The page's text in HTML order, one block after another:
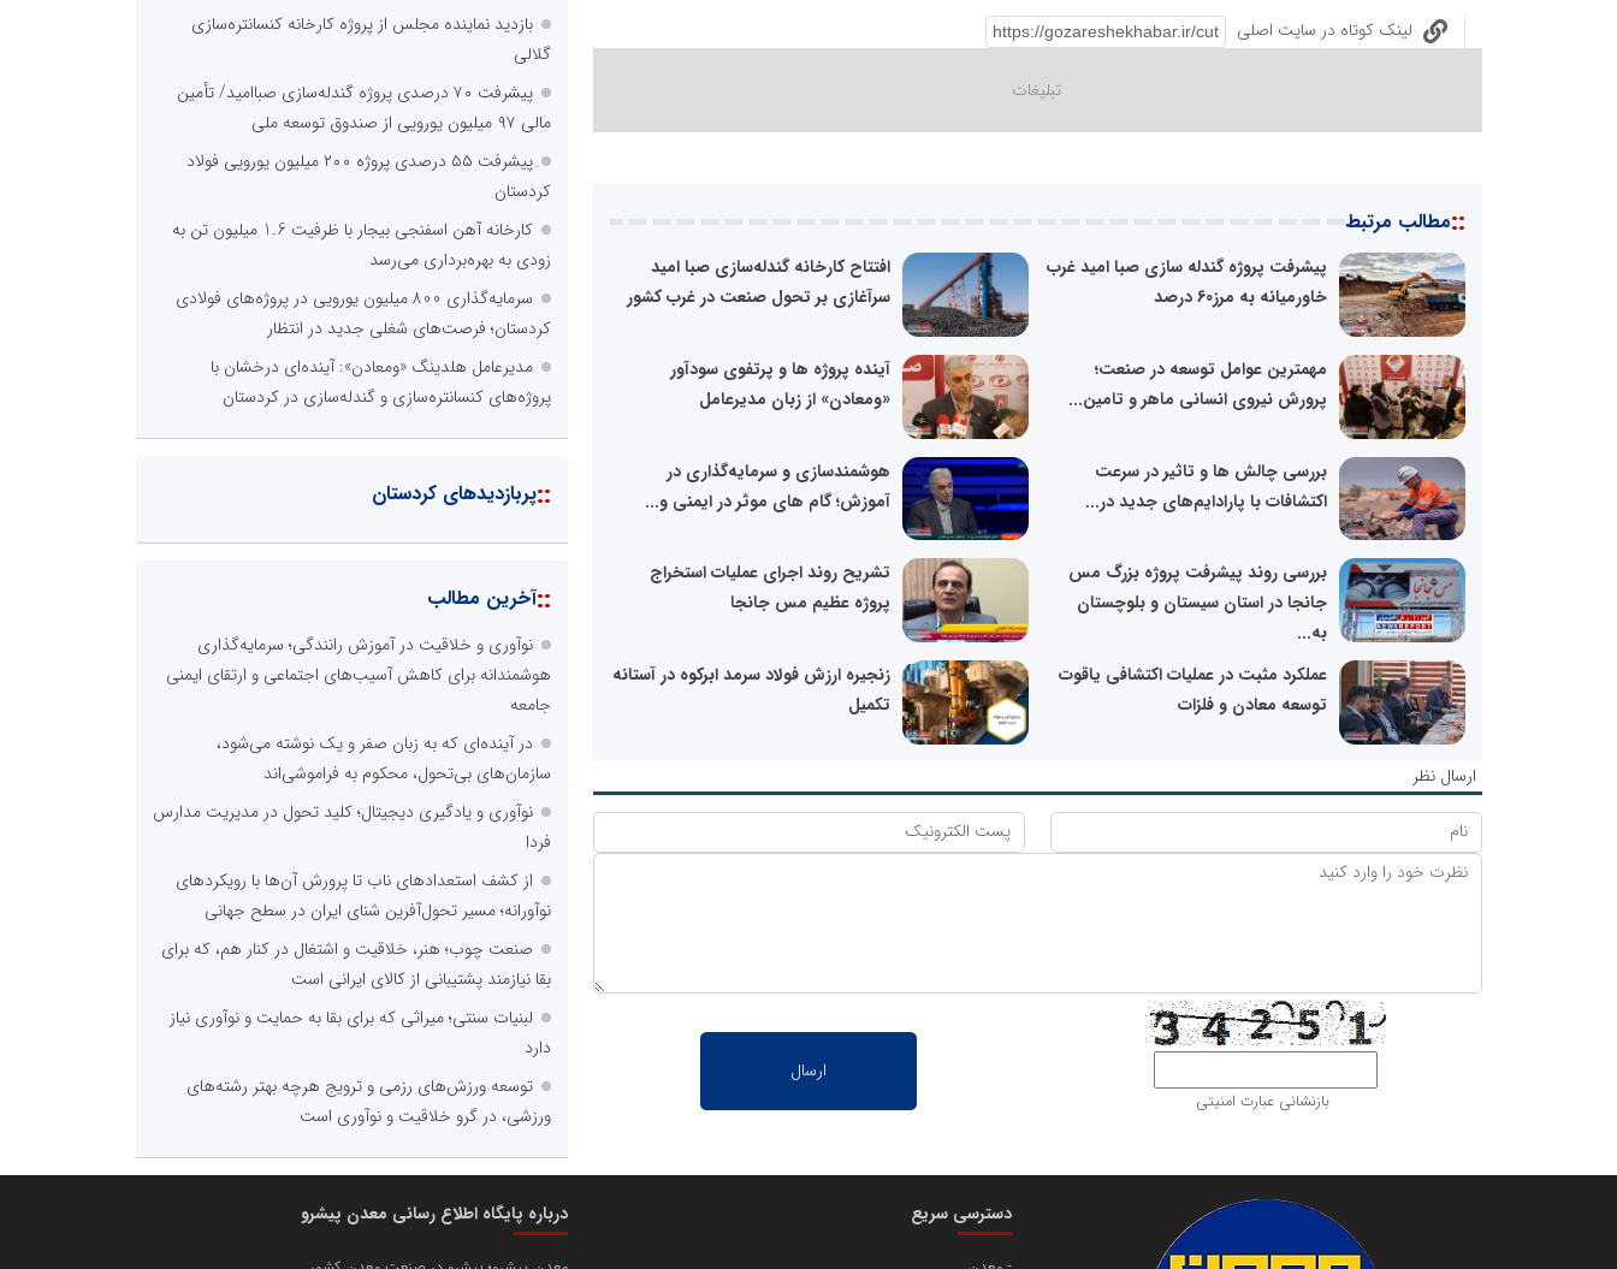
لینک کوتاه در سایت اصلی
::مطالب مرتبط
پیشرفت پروژه گندله سازی صبا امید غرب
خاورمیانه به مرز60 درصد
افتتاح کارخانه گندله‌سازی صبا امید
سرآغازی بر تحول صنعت در غرب کشور
مهمترین عوامل توسعه در صنعت؛
پرورش نیروی انسانی ماهر و تامین...
آینده پروژه ها و پرتفوی سودآور
«ومعادن» از زبان مدیرعامل
بررسی چالش ها و تاثیر در سرعت
اکتشافات با پارادایم‌های جدید در...
هوشمندسازی و سرمایه‌گذاری در
آموزش؛ گام های موثر در ایمنی و...
بررسی روند پیشرفت پروژه بزرگ مس
جانجا در استان سیستان و بلوچستان
به...
تشریح روند اجرای عملیات استخراج
پروژه عظیم مس جانجا
عملکرد مثبت در عملیات اکتشافی یاقوت
توسعه معادن و فلزات
زنجیره ارزش فولاد سرمد ابرکوه در آستانه
تکمیل
ارسال نظر
بازنشانی عبارت امنیتی
بازدید نماینده مجلس از پروژه کارخانه کنسانتره‌سازی
گلالی
پیشرفت ۷۰ درصدی پروژه گندله‌سازی صباامید/ تأمین
مالی ۹۷ میلیون یورویی از صندوق توسعه ملی
پیشرفت ۵۵ درصدی پروژه ۲۰۰ میلیون یورویی فولاد
کردستان
کارخانه آهن اسفنجی بیجار با ظرفیت 1.6 میلیون تن به
زودی به بهره‌برداری می‌رسد
سرمایه‌گذاری 800 میلیون یورویی در پروژه‌های فولادی
کردستان؛ فرصت‌های شغلی جدید در انتظار
مدیرعامل هلدینگ «ومعادن»: آینده‌ای درخشان با
پروژه‌های کنسانتره‌سازی و گندله‌سازی در کردستان
::پربازدیدهای کردستان
::آخرین مطالب
نوآوری و خلاقیت در آموزش رانندگی؛ سرمایه‌گذاری
هوشمندانه برای کاهش آسیب‌های اجتماعی و ارتقای ایمنی
جامعه
در آینده‌ای که به زبان صفر و یک نوشته می‌شود،
سازمان‌های بی‌تحول، محکوم به فراموشی‌اند
نوآوری و یادگیری دیجیتال؛ کلید تحول در مدیریت مدارس
فردا
از کشف استعدادهای ناب تا پرورش آن‌ها با رویکردهای
نوآورانه؛ مسیر تحول‌آفرین شنای ایران در سطح جهانی
صنعت چوب؛ هنر، خلاقیت و اشتغال در کنار هم، که برای
بقا نیازمند پشتیبانی از کالای ایرانی است
لبنیات سنتی؛ میراثی که برای بقا به حمایت و نوآوری نیاز
دارد
توسعه ورزش‌های رزمی و ترویج هرچه بهتر رشته‌های
ورزشی، در گرو خلاقیت و نوآوری است
دسترسی سریع درباره پایگاه اطلاع رسانی معدن پیشرو